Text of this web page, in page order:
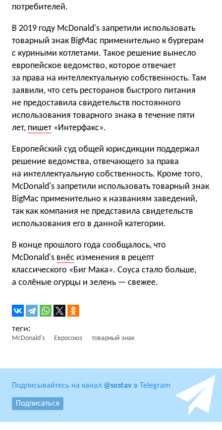
потребителей.
В 2019 году McDonald's запретили использовать
товарный знак BigMac применительно к бургерам
с куриными котлетами. Такое решение вынесло
европейское ведомство, которое отвечает
за права на интеллектуальную собственность. Там
заявили, что сеть ресторанов быстрого питания
не предоставила свидетельств постоянного
использования товарного знака в течение пяти
лет, пишет «Интерфакс».
Европейский суд общей юрисдикции поддержал
решение ведомства, отвечающего за права
на интеллектуальную собственность. Кроме того,
McDonald's запретили использовать товарный знак
BigMac применительно к названиям заведений,
так как компания не представила свидетельств
использования его в данной категории.
В конце прошлого года сообщалось, что
McDonald's внёс изменения в рецепт
классического «Биг Мака». Соуса стало больше,
а солёные огурцы и зелень — свежее.
McDonald's Евросоюз товарный знак
Подписывайтесь на канал @sostav в Telegram
Подписаться